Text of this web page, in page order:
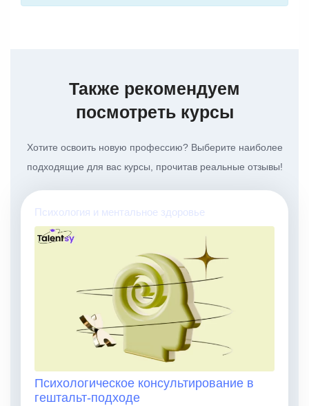
Также рекомендуем
посмотреть курсы
Хотите освоить новую профессию? Выберите наиболее
подходящие для вас курсы, прочитав реальные отзывы!
Психология и ментальное здоровье
Психологическое консультирование в
гештальт-подходе